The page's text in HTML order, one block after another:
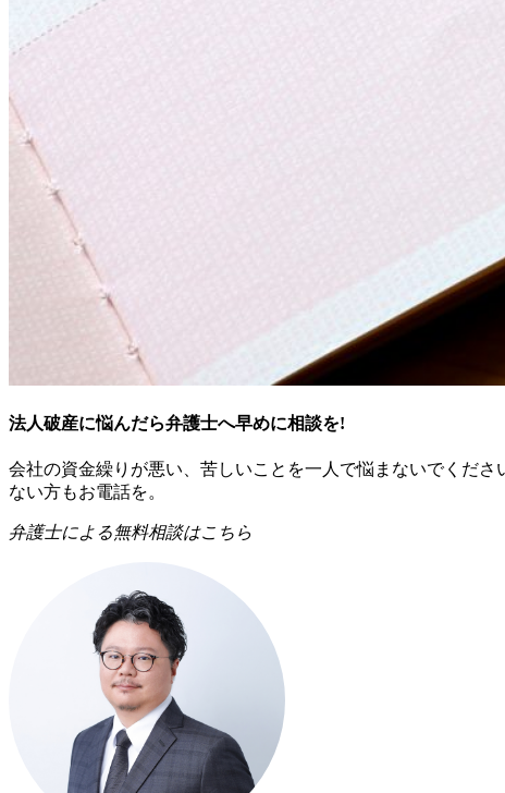
法人破産に悩んだら弁護士へ早めに相談を!
会社の資金繰りが悪い、苦しいことを一人で悩まないでくだ
ない方もお電話を。
弁護士による無料相談はこちら